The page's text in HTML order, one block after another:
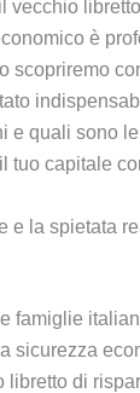
vecchio
è
scopriremo
e quali sono
tuo capitale
e la spietata
famiglie
sicurezza
libretto di